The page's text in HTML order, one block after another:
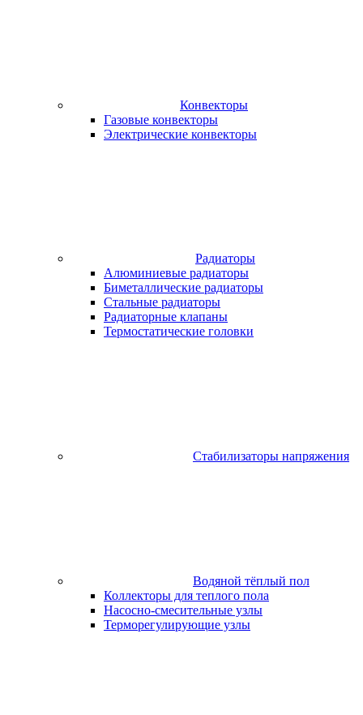
Конвекторы
Газовые конвекторы
Электрические конвекторы
Радиаторы
Алюминиевые радиаторы
Биметаллические радиаторы
Стальные радиаторы
Радиаторные клапаны
Термостатические головки
Стабилизаторы напряжения
Водяной тёплый пол
Коллекторы для теплого пола
Насосно-смесительные узлы
Терморегулирующие узлы